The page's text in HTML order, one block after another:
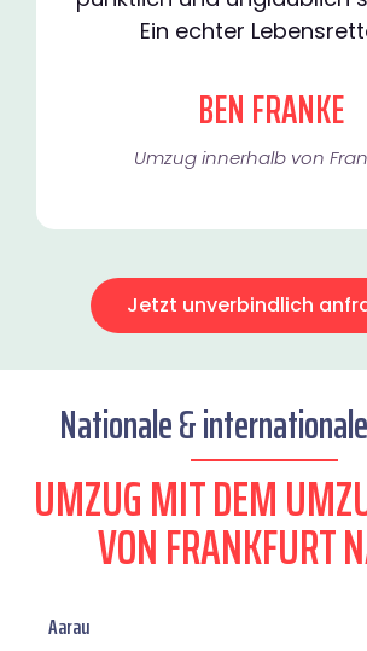
Ein echter
BEN FRANKE
Umzug innerhalb von
Jetzt unverbindlich
Nationale &
UMZUG MIT DEM
VON FRANKFURT
Aarau